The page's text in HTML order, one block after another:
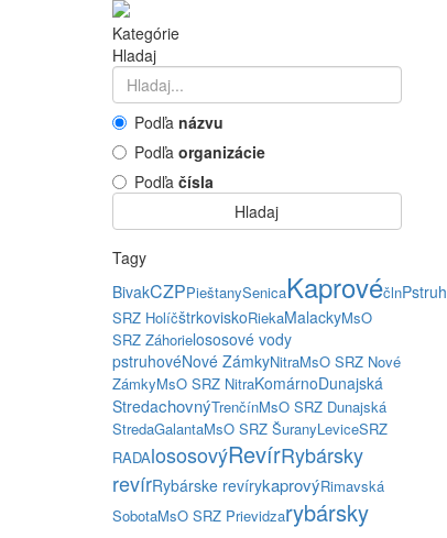
Kategórie
Hladaj
Podľa názvu
Podľa organizácie
Podľa čísla
Hladaj
Tagy
BivakCZPPieštanySenicaKaprovéčlnPstruh
SRZ HolíčštrkoviskoRiekaMalackyMsO
SRZ Záhorielososové vody
pstruhovéNové ZámkyNitraMsO SRZ Nové
ZámkyMsO SRZ NitraKomárnoDunajská
StredachovnýTrenčínMsO SRZ Dunajská
StredaGalantaMsO SRZ ŠuranyLeviceSRZ
RADAlososovýRevírRybársky
revírRybárske revírykaprovýRimavská
SobotaMsO SRZ Prievidzarybársky